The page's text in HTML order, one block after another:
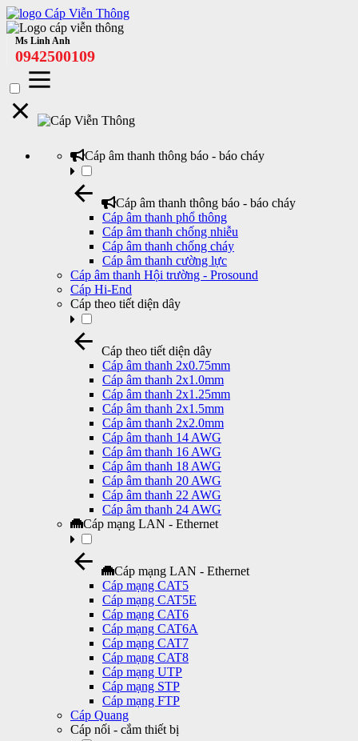
Ms Linh Anh
0942500109
Cáp âm thanh thông báo - báo cháy
Cáp âm thanh thông báo - báo cháy
Cáp âm thanh phổ thông
Cáp âm thanh chống nhiễu
Cáp âm thanh chống cháy
Cáp âm thanh cường lực
Cáp âm thanh Hội trường - Prosound
Cáp Hi-End
Cáp theo tiết diện dây
Cáp theo tiết diện dây
Cáp âm thanh 2x0.75mm
Cáp âm thanh 2x1.0mm
Cáp âm thanh 2x1.25mm
Cáp âm thanh 2x1.5mm
Cáp âm thanh 2x2.0mm
Cáp âm thanh 14 AWG
Cáp âm thanh 16 AWG
Cáp âm thanh 18 AWG
Cáp âm thanh 20 AWG
Cáp âm thanh 22 AWG
Cáp âm thanh 24 AWG
Cáp mạng LAN - Ethernet
Cáp mạng LAN - Ethernet
Cáp mạng CAT5
Cáp mạng CAT5E
Cáp mạng CAT6
Cáp mạng CAT6A
Cáp mạng CAT7
Cáp mạng CAT8
Cáp mạng UTP
Cáp mạng STP
Cáp mạng FTP
Cáp Quang
Cáp nối - cắm thiết bị